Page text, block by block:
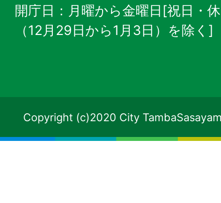
開庁日：月曜から金曜日[祝日・
（12月29日から1月3日）を除く]
Copyright (c)2020 City